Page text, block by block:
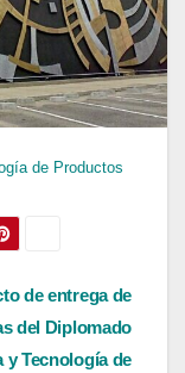
de Productos
de entrega de
del Diplomado
y Tecnología de